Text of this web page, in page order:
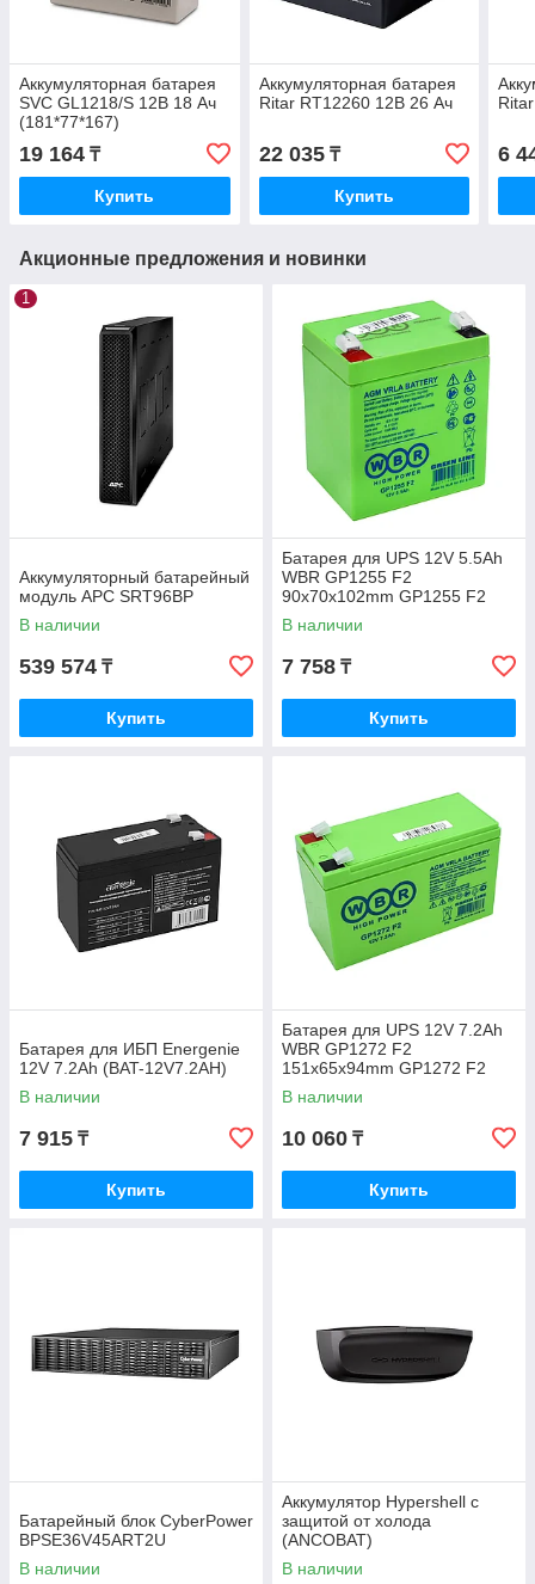
Аккумуляторная батарея
SVC GL1218/S 12В 18 Ач
(181*77*167)
19 164 ₸
Купить
Аккумуляторная батарея
Ritar RT12260 12В 26 Ач
22 035₸
Купить
6
Акционные предложения и новинки
1
Аккумуляторный батарейный
модуль APC SRT96BP
В наличии
539 574 ₸
Купить
Батарея для UPS 12V 5.5Ah
WBR GP1255 F2
90x70x102mm GP1255 F2
В наличии
7 758 ₸
Купить
Батарея для ИБП Energenie
12V 7.2Ah (BAT-12V7.2AH)
В наличии
7 915 ₸
Купить
Батарея для UPS 12V 7.2Ah
WBR GP1272 F2
151x65x94mm GP1272 F2
В наличии
10 060 ₸
Купить
Батарейный блок CyberPower
BPSE36V45ART2U
В наличии
Аккумулятор Hypershell с
защитой от холода
(ANCOBAT)
В наличии